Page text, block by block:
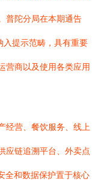
普陀分局在本期通告
入提示范畴，具有重要
营商以及使用各类应用
经营、餐饮服务、线上
应链追溯平台、外卖点
全和数据保护置于核心